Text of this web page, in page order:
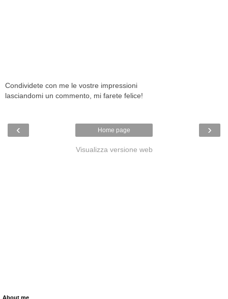
Condividete con me le vostre impressioni
lasciandomi un commento, mi farete felice!
‹ ›
Home page
Visualizza versione web
About me